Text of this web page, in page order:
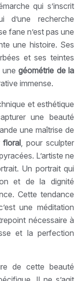
qui s’inscrit
recherche
fane n’est pas une
une histoire. Ses
et ses teintes
unegéométrie de la
immense.
et esthétique
une beauté
une maîtrise de
floral, pour sculpter
L’artiste ne
Un portrait qui
et de la dignité
Cette tendance
une méditation
nécessaire à
et la perfection
de cette beauté